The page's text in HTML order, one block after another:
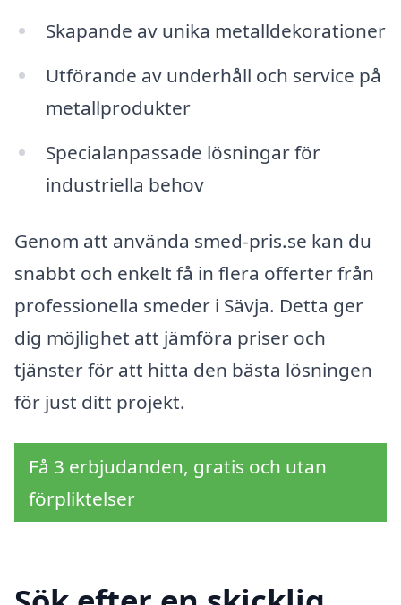
Skapande av unika metalldekorationer
Utförande av underhåll och service på
metallprodukter
Specialanpassade lösningar för
industriella behov
Genom att använda smed-pris.se kan du
snabbt och enkelt få in flera offerter från
professionella smeder i Sävja. Detta ger
dig möjlighet att jämföra priser och
tjänster för att hitta den bästa lösningen
för just ditt projekt.
Få 3 erbjudanden, gratis och utan
förpliktelser